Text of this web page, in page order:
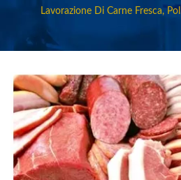
Lavorazione Di Carne Fresca,